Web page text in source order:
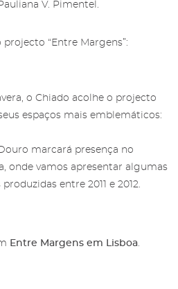
V. Pimentel.
“Entre Margens”:
o Chiado acolhe o projecto
espaços mais emblemáticos:
marcará presença no
onde vamos apresentar algumas
entre 2011 e 2012.
Entre Margens em Lisboa.
para Amigos das
os Amigos das
da Galeria